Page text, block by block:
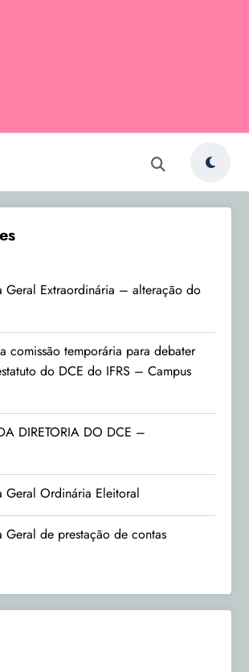
Geral Extraordinária – alteração do
comissão temporária para debater
do DCE do IFRS – Campus
DIRETORIA DO DCE –
Geral Ordinária Eleitoral
Geral de prestação de contas